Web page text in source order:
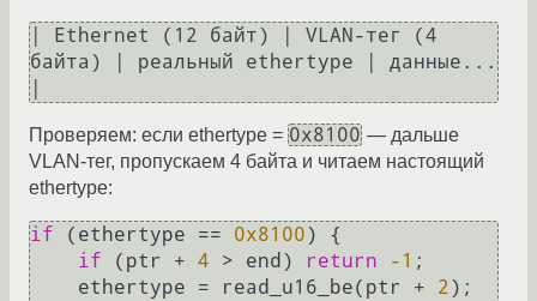
| Ethernet (12 байт) | VLAN-тег (4
байта) | реальный ethertype | данные...
Проверяем: если ethertype = 0x8100 — дальше
VLAN-тег, пропускаем 4 байта и читаем настоящий
ethertype:
if (ethertype == 0x8100) {
if (ptr + 4 > end) return -1 ;
    ethertype = read_u16_be(ptr +
2);